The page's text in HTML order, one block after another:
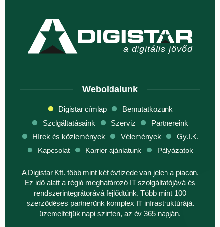
Weboldalunk
Digistar címlap
Bemutatkozunk
Szolgáltatásaink
Szerviz
Partnereink
Hírek és közlemények
Vélemények
Gy.I.K.
Kapcsolat
Karrier ajánlatunk Pályázatok
A Digistar Kft. több mint két évtizede van jelen a piacon.
Ez idő alatt a régió meghatározó IT szolgáltatójává és
rendszerintegrátorává fejlődtünk. Több mint 100
szerződéses partnerünk komplex IT infrastruktúráját
üzemeltetjük napi szinten, az év 365 napján.